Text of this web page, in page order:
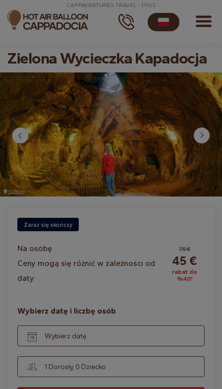
CAPPAVENTURES TRAVEL - 17102
Zielona Wycieczka Kapadocja
Zaraz się skończy
Na osobę
Ceny mogą się różnić w zależności od
daty
75 €
45 €
rabat do
%40!
Wybierz datę i liczbę osób
Wybierz datę
1 Dorosły, 0 Dziecko